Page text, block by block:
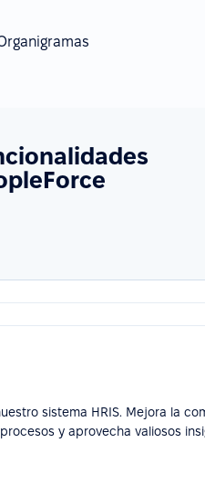
sistema HRIS. Mejora la
y aprovecha valiosos